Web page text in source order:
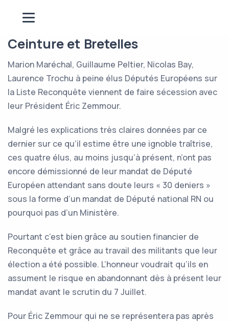
Ceinture et Bretelles
Marion Maréchal, Guillaume Peltier, Nicolas Bay,
Laurence Trochu à peine élus Députés Européens sur
la Liste Reconquête viennent de faire sécession avec
leur Président Éric Zemmour.
Malgré les explications très claires données par ce
dernier sur ce qu’il estime être une ignoble traîtrise,
ces quatre élus, au moins jusqu’à présent, n’ont pas
encore démissionné de leur mandat de Député
Européen attendant sans doute leurs « 30 deniers »
sous la forme d’un mandat de Député national RN ou
pourquoi pas d’un Ministère.
Pourtant c’est bien grâce au soutien financier de
Reconquête et grâce au travail des militants que leur
élection a été possible. L’honneur voudrait qu’ils en
assument le risque en abandonnant dès à présent leur
mandat avant le scrutin du 7 Juillet.
Pour Éric Zemmour qui ne se représentera pas après